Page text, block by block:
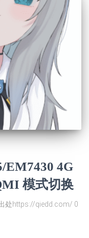
EM7430 4G
模式切换
处https://qiedd.com/ 0